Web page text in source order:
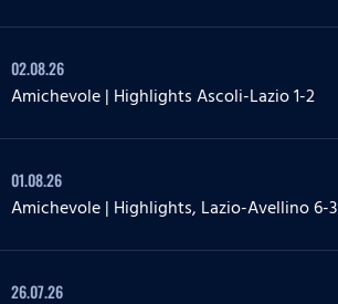
02.08.26
Amichevole | Highlights Ascoli-Lazio 1-2
01.08.26
Amichevole | Highlights, Lazio-Avellino 6-3
26.07.26